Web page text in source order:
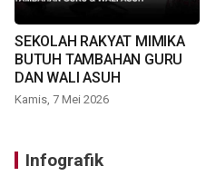
SEKOLAH RAKYAT MIMIKA
BUTUH TAMBAHAN GURU
DAN WALI ASUH
Kamis, 7 Mei 2026
Infografik